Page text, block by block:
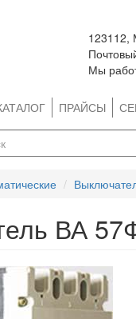
123112,
Мы
ПРАЙСЫ
ВА